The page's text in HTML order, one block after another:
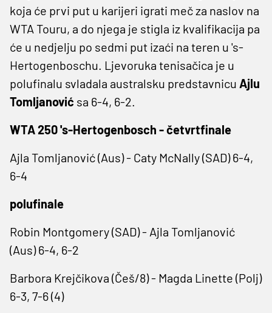
koja će prvi put u karijeri igrati meč za naslov na
WTA Touru, a do njega je stigla iz kvalifikacija pa
će u nedjelju po sedmi put izaći na teren u 's-
Hertogenboschu. Ljevoruka tenisačica je u
polufinalu svladala australsku predstavnicu Ajlu
Tomljanović sa 6-4, 6-2.
WTA 250 's-Hertogenbosch - četvrtfinale
Ajla Tomljanović (Aus) - Caty McNally (SAD) 6-4,
6-4
polufinale
Robin Montgomery (SAD) - Ajla Tomljanović
(Aus) 6-4, 6-2
Barbora Krejčikova (Češ/8) - Magda Linette (Polj)
6-3, 7-6 (4)